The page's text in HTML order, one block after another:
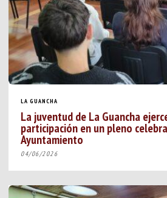
LA GUANCHA
La juventud de La Guancha
participación en un pleno
Ayuntamiento
04/06/2026